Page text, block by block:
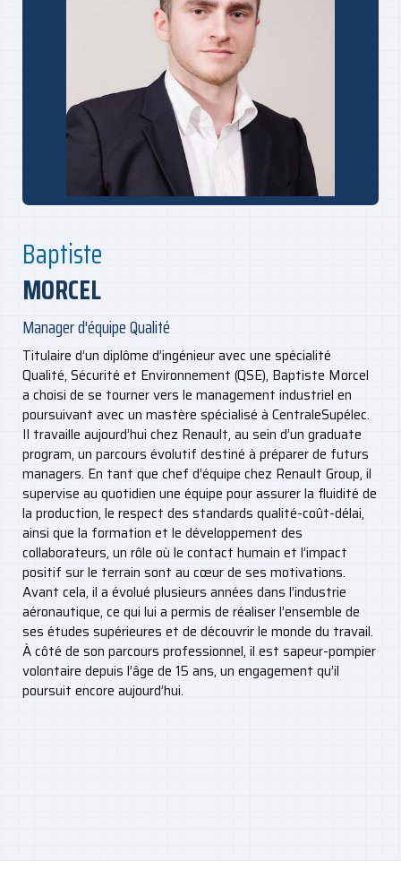
Baptiste
MORCEL
Manager d'équipe Qualité
Titulaire d’un diplôme d’ingénieur avec une spécialité
Qualité, Sécurité et Environnement (QSE), Baptiste Morcel
a choisi de se tourner vers le management industriel en
poursuivant avec un mastère spécialisé à CentraleSupélec.
Il travaille aujourd’hui chez Renault, au sein d’un graduate
program, un parcours évolutif destiné à préparer de futurs
managers. En tant que chef d’équipe chez Renault Group, il
supervise au quotidien une équipe pour assurer la fluidité de
la production, le respect des standards qualité-coût-délai,
ainsi que la formation et le développement des
collaborateurs, un rôle où le contact humain et l’impact
positif sur le terrain sont au cœur de ses motivations.
Avant cela, il a évolué plusieurs années dans l’industrie
aéronautique, ce qui lui a permis de réaliser l’ensemble de
ses études supérieures et de découvrir le monde du travail.
À côté de son parcours professionnel, il est sapeur-pompier
volontaire depuis l’âge de 15 ans, un engagement qu’il
poursuit encore aujourd’hui.